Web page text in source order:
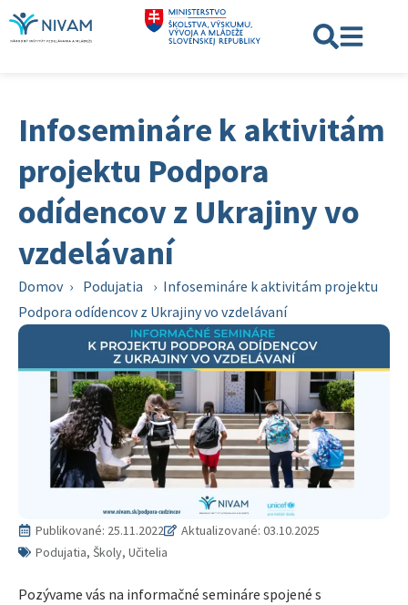
Infosemináre k aktivitám
projektu Podpora
odídencov z Ukrajiny vo
vzdelávaní
Domov › Podujatia › Infosemináre k aktivitám projektu
Podpora odídencov z Ukrajiny vo vzdelávaní
Publikované: 25.11.2022
Aktualizované: 03.10.2025
Podujatia, Školy, Učitelia
Pozývame vás na informačné semináre spojené s